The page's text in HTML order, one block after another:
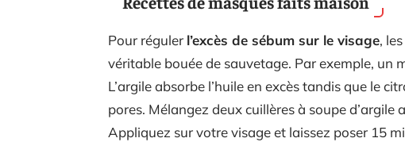
Pour réguler l’excès de sébum sur le visage,
véritable bouée de sauvetage. Par exemple, un
L’argile absorbe l’huile en excès tandis que le
pores. Mélangez deux cuillères à soupe d’argile
Appliquez sur votre visage et laissez poser 15